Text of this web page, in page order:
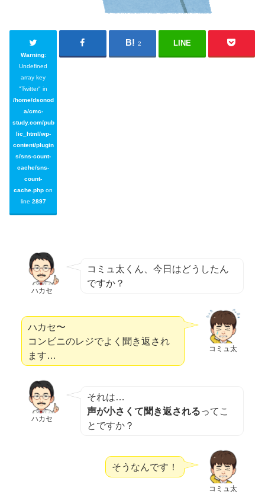
Warning:
Undefined
array key
"Twitter" in
/home/dsonod
a/cmc-
study.com/pub
lic_html/wp-
content/plugin
s/sns-count-
cache/sns-
count-
cache.php on
line 2897
2 LINE
ハカセ
コミュ太くん、今日はどうしたん
ですか？
コミュ太
ハカセ〜
コンビニのレジでよく聞き返され
ます…
ハカセ
それは…
声が小さくて聞き返されるってこ
とですか？
コミュ太
そうなんです！